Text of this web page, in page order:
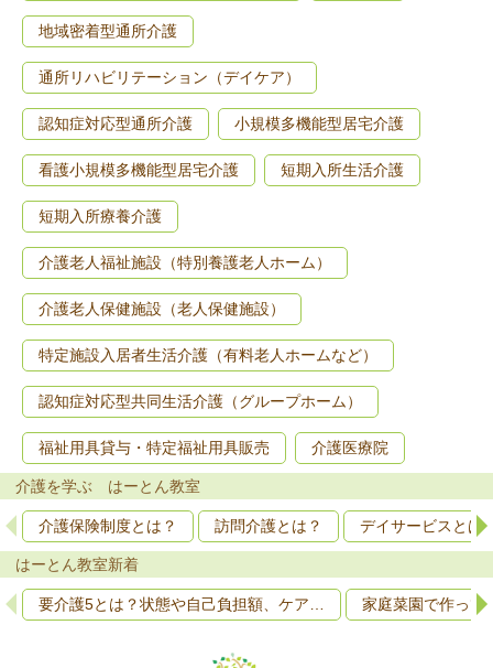
地域密着型通所介護
通所リハビリテーション（デイケア）
認知症対応型通所介護 小規模多機能型居宅介護
看護小規模多機能型居宅介護 短期入所生活介護
短期入所療養介護
介護老人福祉施設（特別養護老人ホーム）
介護老人保健施設（老人保健施設）
特定施設入居者生活介護（有料老人ホームなど）
認知症対応型共同生活介護（グループホーム）
福祉用具貸与・特定福祉用具販売 介護医療院
介護を学ぶ はーとん教室
介護保険制度とは？ 訪問介護とは？ デイサービスとは
はーとん教室新着
要介護5とは？状態や自己負担額、ケア… 家庭菜園で作っ